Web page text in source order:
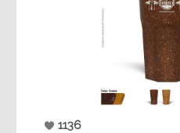
1136